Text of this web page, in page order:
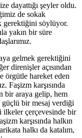
dayattığı şeyler oldu.
de sokak
gerektiğini söylüyor.
yakın bir süre
gelmek gerektiğini
direnişler açısından
örgütle hareket eden
Faşizm karşısında
bir araya gelip, hem
bir mesaj verdiği
ilkeler çerçevesinde bir
karşısında halkın
halkı da katalım,